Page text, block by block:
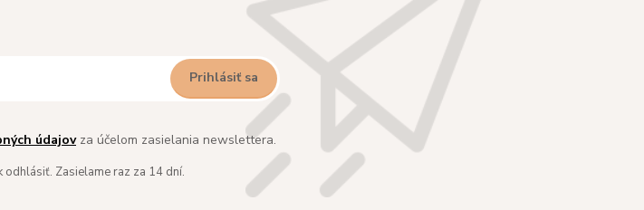
Prihlásiť sa
údajovza účelom zasielania newslettera.
odhlásiť. Zasielame raz za 14 dní.